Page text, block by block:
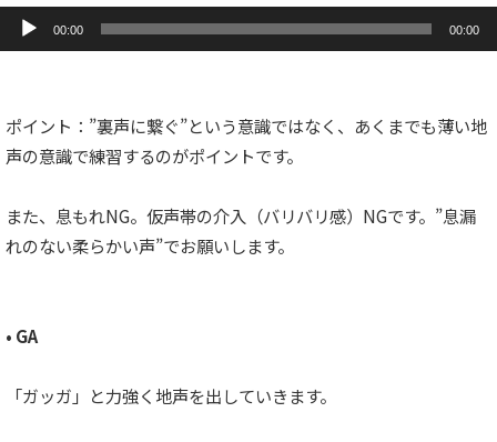
音
プ
00:00 00:00
ポイント：”裏声に繋ぐ”という意識ではなく、あくまでも薄い地
声の意識で練習するのがポイントです。
また、息もれNG。仮声帯の介入（バリバリ感）NGです。”息漏
れのない柔らかい声”でお願いします。
• GA
「ガッガ」と力強く地声を出していきます。